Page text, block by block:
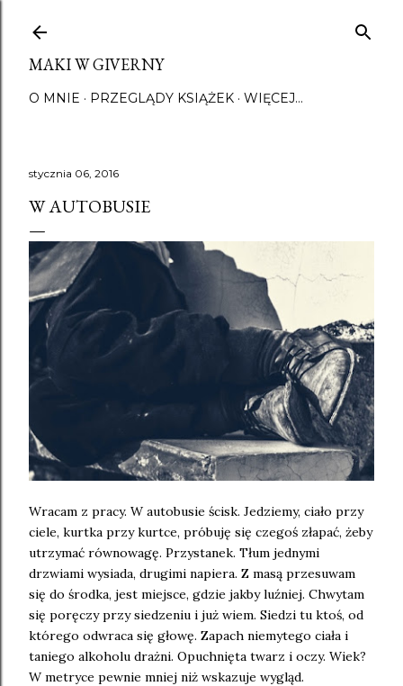
MAKI W GIVERNY
O MNIE PRZEGLĄDY KSIĄŻEK WIĘCEJ…
stycznia 06, 2016
W AUTOBUSIE
Wracam z pracy. W autobusie ścisk. Jedziemy, ciało przy
ciele, kurtka przy kurtce, próbuję się czegoś złapać, żeby
utrzymać równowagę. Przystanek. Tłum jednymi
drzwiami wysiada, drugimi napiera. Z masą przesuwam
się do środka, jest miejsce, gdzie jakby luźniej. Chwytam
się poręczy przy siedzeniu i już wiem. Siedzi tu ktoś, od
którego odwraca się głowę. Zapach niemytego ciała i
taniego alkoholu drażni. Opuchnięta twarz i oczy. Wiek?
W metryce pewnie mniej niż wskazuje wygląd.